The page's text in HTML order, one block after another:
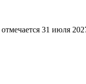
31 июля